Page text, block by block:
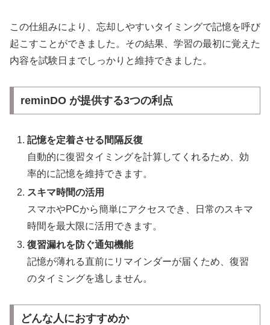
この仕組みにより、忘却しやすいタイミングで記憶を呼び
起こすことができました。その結果、学習の最初に覚えた
内容を試験日までしっかりと維持できました。
reminDO が提供する3つの利点
記憶を定着させる間隔反復
自動的に復習タイミングを計算してくれるため、効
率的に記憶を維持できます。
スキマ時間の活用
スマホやPCから簡単にアクセスでき、日常のスキマ
時間を最大限に活用できます。
復習漏れを防ぐ通知機能
記憶が薄れる直前にリマインダーが届くため、復習
のタイミングを逃しません。
どんな人におすすめか